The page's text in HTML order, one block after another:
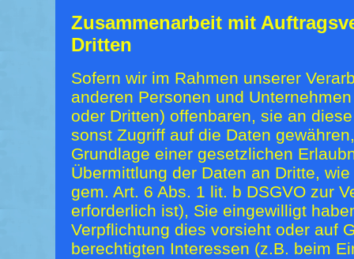
Zusammenarbeit mit
Dritten
Sofern wir im Rahmen unserer
anderen Personen und
oder Dritten) offenbaren, sie an
sonst Zugriff auf die Daten
Grundlage einer gesetzlichen
Übermittlung der Daten an Dritte,
gem. Art. 6 Abs. 1 lit. b DSGVO zur
erforderlich ist), Sie eingewilligt
Verpflichtung dies vorsieht oder auf
berechtigten Interessen (z.B. beim